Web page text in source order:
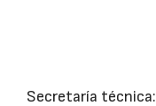
Secretaría técnica: